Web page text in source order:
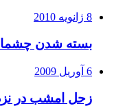
8 ژانویه 2010
بسته شدن
6 آوریل 2009
زحل امشب در